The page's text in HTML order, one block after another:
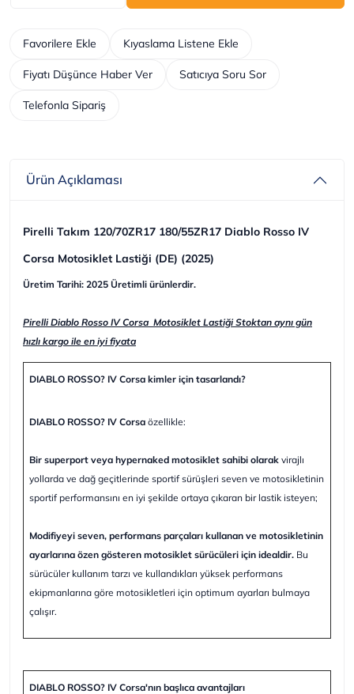
Telefonla Sipariş
Kıyaslama Listene Ekle
Favorilere Ekle
Fiyatı Düşünce Haber Ver Satıcıya Soru Sor
Ürün Açıklaması
Pirelli Takım 120/70ZR17 180/55ZR17 Diablo Rosso IV
Corsa Motosiklet Lastiği (DE) (2025)
Üretim Tarihi: 2025 Üretimli ürünlerdir.
Pirelli Diablo Rosso IV Corsa Motosiklet Lastiği Stoktan aynı gün
hızlı kargo ile en iyi fiyata
DIABLO ROSSO? IV Corsa kimler için tasarlandı?
DIABLO ROSSO? IV Corsa özellikle:
Bir superport veya hypernaked motosiklet sahibi olarak virajlı
yollarda ve dağ geçitlerinde sportif sürüşleri seven ve motosikletinin
sportif performansını en iyi şekilde ortaya çıkaran bir lastik isteyen;
Modifiyeyi seven, performans parçaları kullanan ve motosikletinin
ayarlarına özen gösteren motosiklet sürücüleri için idealdir. Bu
sürücüler kullanım tarzı ve kullandıkları yüksek performans
ekipmanlarına göre motosikletleri için optimum ayarları bulmaya
çalışır.
DIABLO ROSSO? IV Corsa'nın başlıca avantajları